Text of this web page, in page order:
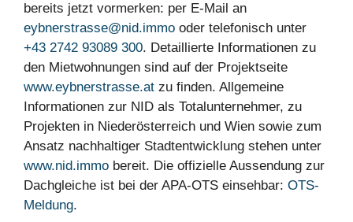
bereits jetzt vormerken: per E-Mail an
eybnerstrasse@nid.immo oder telefonisch unter
+43 2742 93089 300. Detaillierte Informationen zu
den Mietwohnungen sind auf der Projektseite
www.eybnerstrasse.at zu finden. Allgemeine
Informationen zur NID als Totalunternehmer, zu
Projekten in Niederösterreich und Wien sowie zum
Ansatz nachhaltiger Stadtentwicklung stehen unter
www.nid.immo bereit. Die offizielle Aussendung zur
Dachgleiche ist bei der APA-OTS einsehbar: OTS-
Meldung.